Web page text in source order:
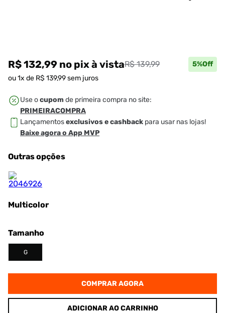
R$ 132,99 no pixà vistaR$ 139,99 5%Off
ou1x de R$ 139,99sem juros
Use ocupom de primeira compra no site:
PRIMEIRACOMPRA
Lançamentosexclusivos e cashback para usar nas lojas!
Baixe agora o App MVP
Outras opções
Multicolor
Tamanho
G
COMPRAR AGORA
ADICIONAR AO CARRINHO